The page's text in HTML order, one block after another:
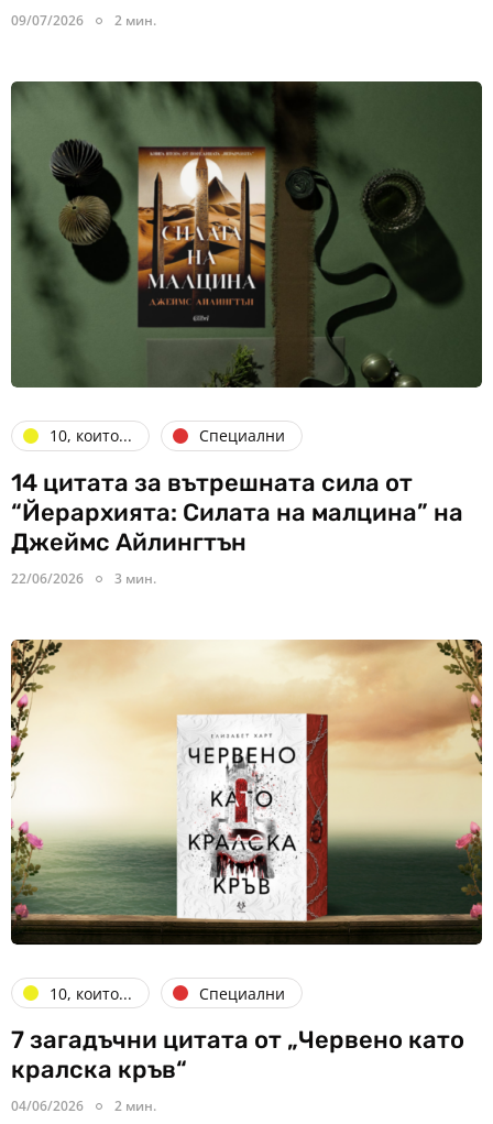
09/07/2026 2 мин.
10, които... Специални
14 цитата за вътрешната сила от
“Йерархията: Силата на малцина” на
Джеймс Айлингтън
22/06/2026 3 мин.
10, които... Специални
7 загадъчни цитата от „Червено като
кралска кръв“
04/06/2026 2 мин.